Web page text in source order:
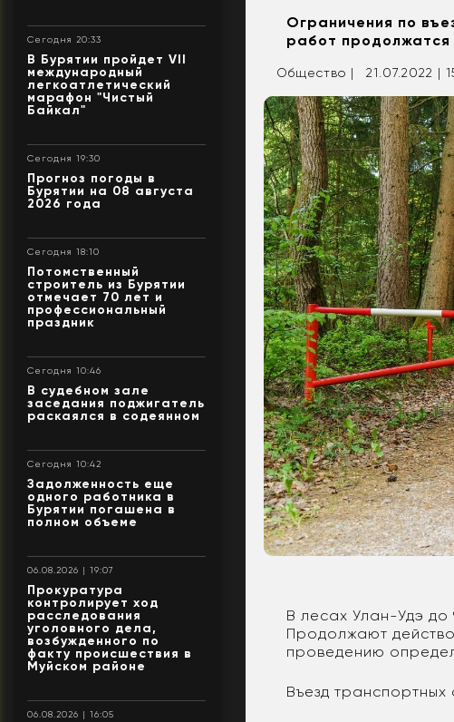
Сегодня 20:33
В Бурятии пройдет VII
международный
легкоатлетический
марафон "Чистый
Байкал"
Сегодня 19:30
Прогноз погоды в
Бурятии на 08 августа
2026 года
Сегодня 18:10
Потомственный
строитель из Бурятии
отмечает 70 лет и
профессиональный
праздник
Сегодня 10:46
В судебном зале
заседания поджигатель
раскаялся в содеянном
Сегодня 10:42
Задолженность еще
одного работника в
Бурятии погашена в
полном объеме
06.08.2026 | 19:07
Прокуратура
контролирует ход
расследования
уголовного дела,
возбужденного по
факту происшествия в
Муйском районе
06.08.2026 | 16:05
Ограничения по
работ продолжатся
Общество | 21.07.2022 |
В лесах Улан-Удэ
Продолжают
проведению
Въезд